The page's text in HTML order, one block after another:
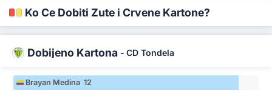
Ko Će Dobiti Žute i Crvene Kartone?
Dobijeno Kartona - CD Tondela
Brayan Medina 12